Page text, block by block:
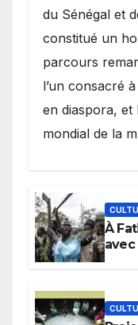
du Sénégal et
constitué un
parcours
l’un consacré
en diaspora, et
mondial de la
À